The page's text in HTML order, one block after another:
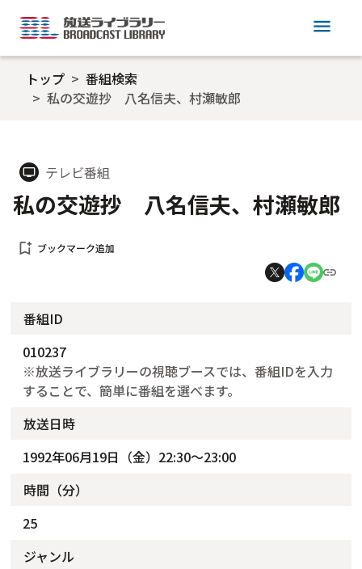
menu
トップ
番組検索
私の交遊抄 八名信夫、村瀬敏郎
tv テレビ番組
私の交遊抄 八名信夫、村瀬敏郎
bookmark_add ブックマーク追加
番組ID
010237
※放送ライブラリーの視聴ブースでは、番組IDを入力
することで、簡単に番組を選べます。
放送日時
1992年06月19日（金）22:30～23:00
時間（分）
25
ジャンル